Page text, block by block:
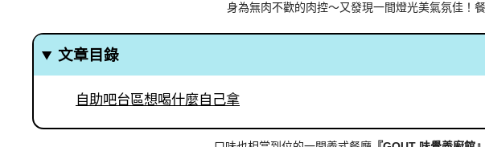
身為無肉不歡的肉控～又發現一間燈光美氣氛佳！
文章目錄
自助吧台區想喝什麼自己拿